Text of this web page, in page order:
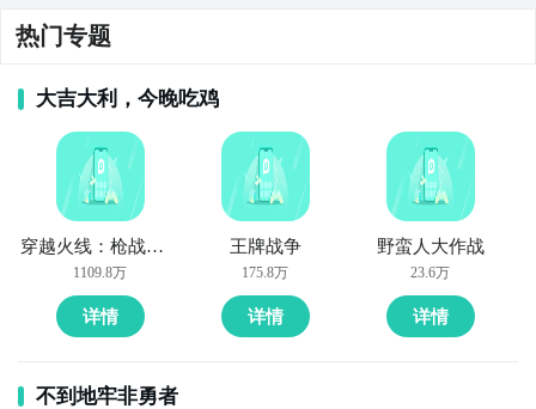
有大致的了解了，不过这么游戏要怎么样才能抢先体验
到呢？不用担心，目前九游客户端已经开通了测试提醒
了，通过在九游APP中搜索“命运之斧轮回”，点击右边
的【订阅】或者是【开测提醒】，订阅游戏就不会错过
最先的下载机会了咯！
下载九游APP订阅命运之斧轮回>>>>>>
一键高速下载，礼包轻松到手！
热门专题
大吉大利，今晚吃鸡
穿越火线：枪战王者
1109.8万
详情
王牌战争
175.8万
详情
野蛮人大作战
23.6万
详情
不到地牢非勇者